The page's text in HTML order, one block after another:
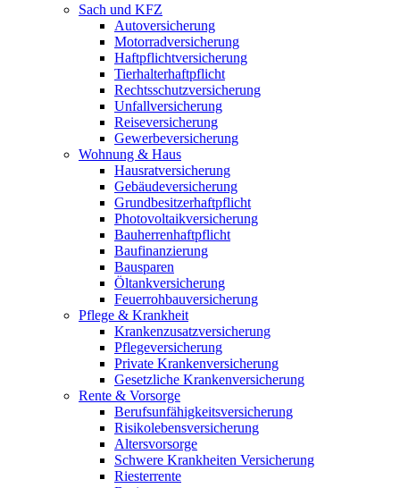
Sach und KFZ
Autoversicherung
Motorradversicherung
Haftpflichtversicherung
Tierhalterhaftpflicht
Rechtsschutzversicherung
Unfallversicherung
Reiseversicherung
Gewerbeversicherung
Wohnung & Haus
Hausratversicherung
Gebäudeversicherung
Grundbesitzerhaftpflicht
Photovoltaikversicherung
Bauherrenhaftpflicht
Baufinanzierung
Bausparen
Öltankversicherung
Feuerrohbauversicherung
Pflege & Krankheit
Krankenzusatzversicherung
Pflegeversicherung
Private Krankenversicherung
Gesetzliche Krankenversicherung
Rente & Vorsorge
Berufs­unfähigkeitsversicherung
Risikolebensversicherung
Altersvorsorge
Schwere Krankheiten Versicherung
Riesterrente